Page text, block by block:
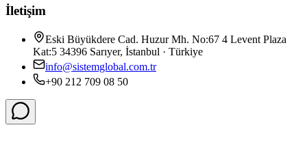
İletişim
Eski Büyükdere Cad. Huzur Mh. No:67 4 Levent Plaza
Kat:5 34396 Sarıyer, İstanbul · Türkiye
info@sistemglobal.com.tr
+90 212 709 08 50